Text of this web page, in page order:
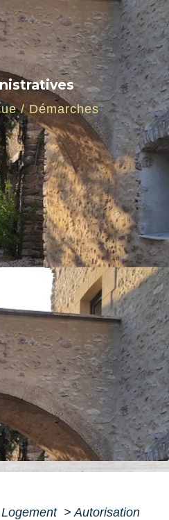
/Démarches
Logement > Autorisation